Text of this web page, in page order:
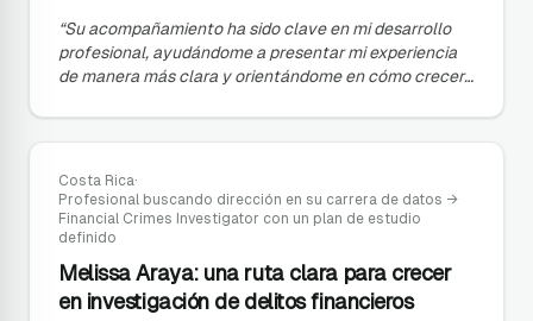
“Su acompañamiento ha sido clave en mi desarrollo
profesional, ayudándome a presentar mi experiencia
de manera más clara y orientándome en cómo crecer
Costa Rica·
Profesional buscando dirección en su carrera de datos →
Financial Crimes Investigator con un plan de estudio
definido
Melissa Araya: una ruta clara para crecer
en investigación de delitos financieros